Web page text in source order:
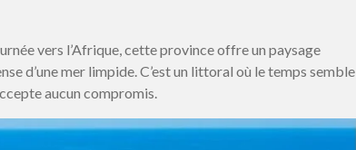
vers l’Afrique, cette province offre un paysage
d’une mer limpide. C’est un littoral où le temps semble
aucun compromis.